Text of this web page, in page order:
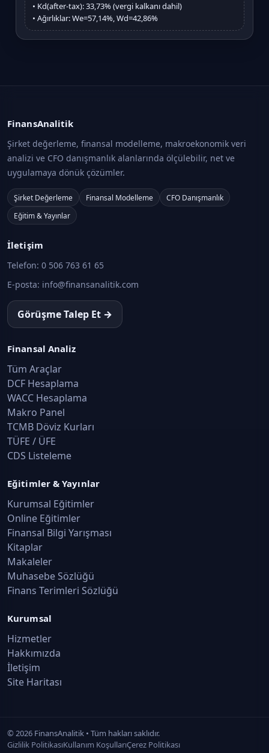
• Kd(after-tax): 33,73% (vergi kalkanı dahil)
• Ağırlıklar: We=57,14%, Wd=42,86%
FinansAnalitik
Şirket değerleme, finansal modelleme, makroekonomik veri
analizi ve CFO danışmanlık alanlarında ölçülebilir, net ve
uygulamaya dönük çözümler.
Şirket Değerleme Finansal Modelleme
CFO Danışmanlık
Eğitim & Yayınlar
İletişim
Telefon: 0 506 763 61 65
E-posta: info@finansanalitik.com
Görüşme Talep Et →
Finansal Analiz
Tüm Araçlar
DCF Hesaplama
WACC Hesaplama
Makro Panel
TCMB Döviz Kurları
TÜFE / ÜFE
CDS Listeleme
Eğitimler & Yayınlar
Kurumsal Eğitimler
Online Eğitimler
Finansal Bilgi Yarışması
Kitaplar
Makaleler
Muhasebe Sözlüğü
Finans Terimleri Sözlüğü
Kurumsal
Hizmetler
Hakkımızda
İletişim
Site Haritası
© 2026 FinansAnalitik • Tüm hakları saklıdır.
Gizlilik PolitikasıKullanım KoşullarıÇerez Politikası